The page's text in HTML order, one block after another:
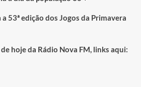
53ª edição dos Jogos da Primavera
hoje da Rádio Nova FM, links aqui: